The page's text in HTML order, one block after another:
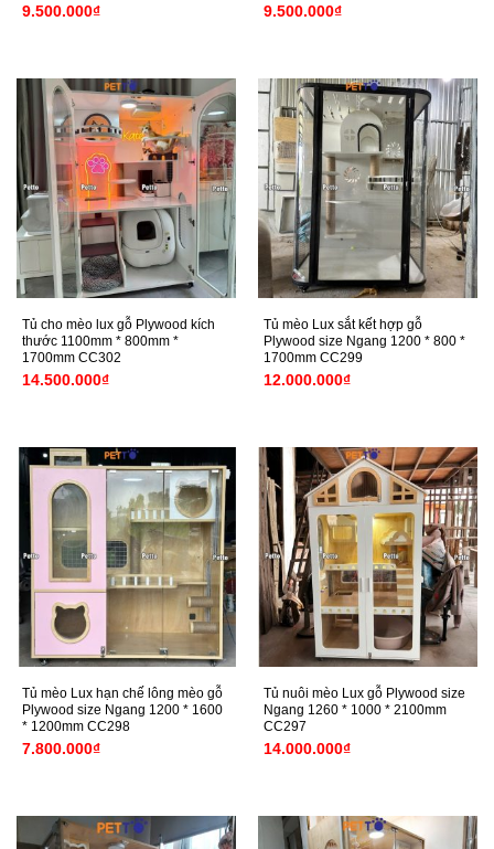
9.500.000₫ 9.500.000₫
Tủ cho mèo lux gỗ Plywood kích
thước 1100mm * 800mm *
1700mm CC302
14.500.000₫
Tủ mèo Lux sắt kết hợp gỗ
Plywood size Ngang 1200 * 800 *
1700mm CC299
12.000.000₫
Tủ mèo Lux hạn chế lông mèo gỗ
Plywood size Ngang 1200 * 1600
* 1200mm CC298
7.800.000₫
Tủ nuôi mèo Lux gỗ Plywood size
Ngang 1260 * 1000 * 2100mm
CC297
14.000.000₫